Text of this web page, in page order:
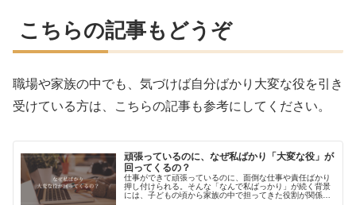
こちらの記事もどうぞ
職場や家族の中でも、気づけば自分ばかり大変な役を引き
受けている方は、こちらの記事も参考にしてください。
頑張っているのに、なぜ私ばかり「大変な役」が
回ってくるの？
仕事ができて頑張っているのに、面倒な仕事や責任ばかり
押し付けられる。そんな「なんで私ばっかり」が続く背景
には、子どもの頃から家族の中で担ってきた役割が関係し